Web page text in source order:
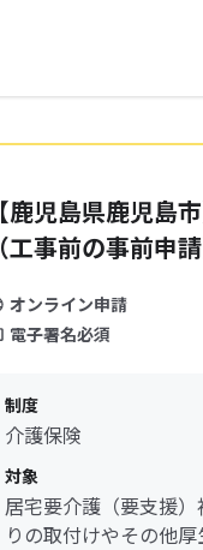
【鹿児島県鹿児島
（工事前の事前申請
オンライン申請
電子署名必須
制度
介護保険
対象
居宅要介護（要支援
りの取付けやその他